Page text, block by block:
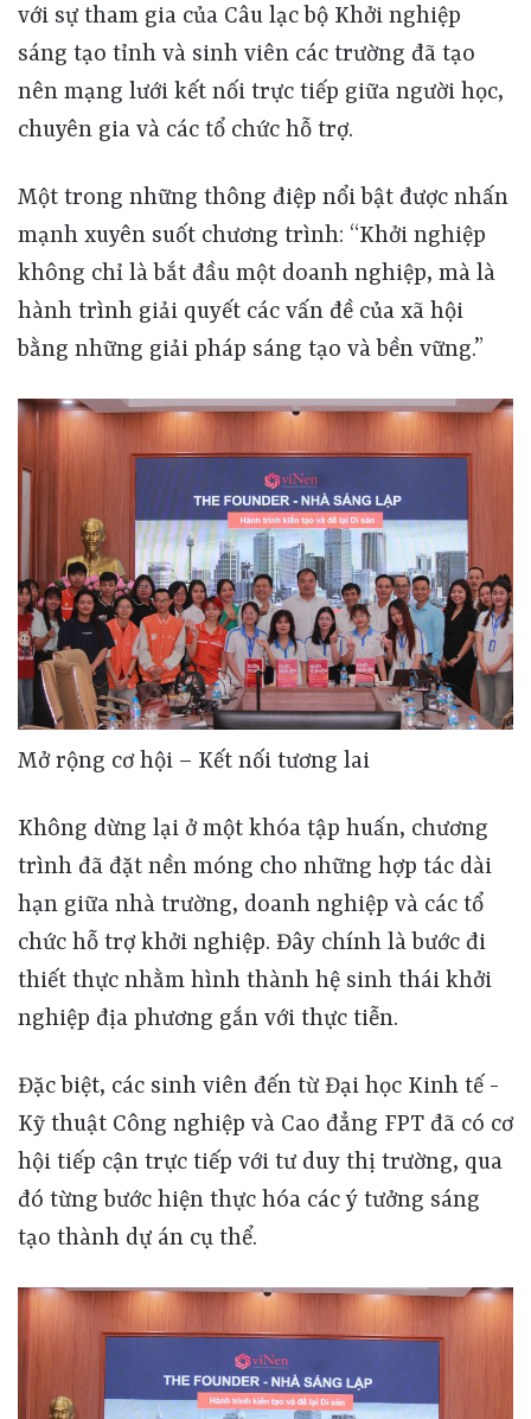
với sự tham gia của Câu lạc bộ Khởi nghiệp
sáng tạo tỉnh và sinh viên các trường đã tạo
nên mạng lưới kết nối trực tiếp giữa người học,
chuyên gia và các tổ chức hỗ trợ.
Một trong những thông điệp nổi bật được nhấn
mạnh xuyên suốt chương trình: “Khởi nghiệp
không chỉ là bắt đầu một doanh nghiệp, mà là
hành trình giải quyết các vấn đề của xã hội
bằng những giải pháp sáng tạo và bền vững.”
Mở rộng cơ hội – Kết nối tương lai
Không dừng lại ở một khóa tập huấn, chương
trình đã đặt nền móng cho những hợp tác dài
hạn giữa nhà trường, doanh nghiệp và các tổ
chức hỗ trợ khởi nghiệp. Đây chính là bước đi
thiết thực nhằm hình thành hệ sinh thái khởi
nghiệp địa phương gắn với thực tiễn.
Đặc biệt, các sinh viên đến từ Đại học Kinh tế -
Kỹ thuật Công nghiệp và Cao đẳng FPT đã có cơ
hội tiếp cận trực tiếp với tư duy thị trường, qua
đó từng bước hiện thực hóa các ý tưởng sáng
tạo thành dự án cụ thể.